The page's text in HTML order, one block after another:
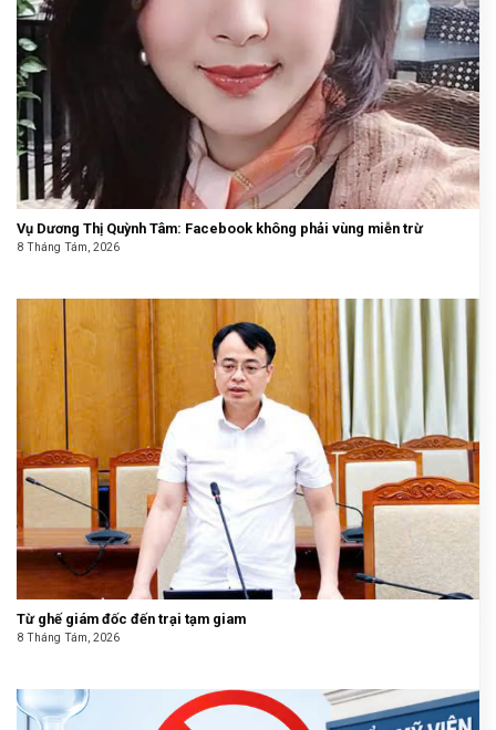
Vụ Dương Thị Quỳnh Tâm: Facebook không phải vùng miễn trừ
8 Tháng Tám, 2026
Từ ghế giám đốc đến trại tạm giam
8 Tháng Tám, 2026